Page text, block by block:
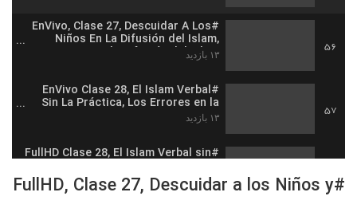
56
#EnVivo, Clase 27, Descuidar A Los
Niños En La Difusión del Islam,
Errores en la Difusión del Islam
۱۳ بازدید
57
#EnVivo Clase 28, El Islam Verbal
Sin La Práctica, Los Errores en la
difusión del Islam
۱۳ بازدید
#FullHD Clase 28, El Islam Verbal sin
difusión del Islam, Sheij Qomi
۱۴ بازدید
#FullHD, Clase 27, Descuidar a los Niños y